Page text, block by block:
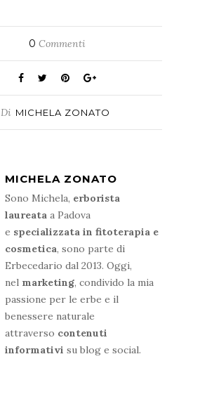
0 Commenti
Di MICHELA ZONATO
MICHELA ZONATO
Sono Michela, erborista
laureata a Padova
e specializzata in fitoterapia e
cosmetica, sono parte di
Erbecedario dal 2013. Oggi,
nel marketing, condivido la mia
passione per le erbe e il
benessere naturale
attraverso contenuti
informativi su blog e social.